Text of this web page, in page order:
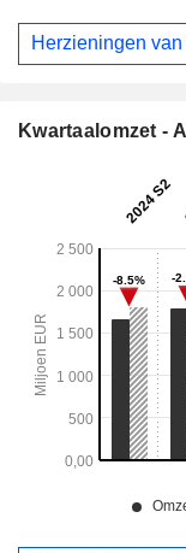
Herzieningen
Kwartaalomzet -